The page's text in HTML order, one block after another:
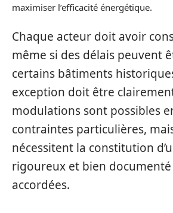
maximiser l’efficacité énergétique.
Chaque acteur doit avoir
même si des délais peuvent
certains bâtiments
exception doit être
modulations sont possibles
contraintes particulières,
nécessitent la constitution
rigoureux et bien
accordées.